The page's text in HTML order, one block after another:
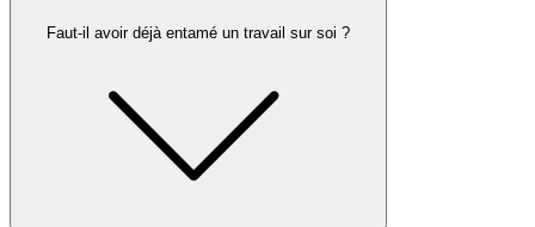
Faut-il avoir déjà entamé un travail sur soi ?